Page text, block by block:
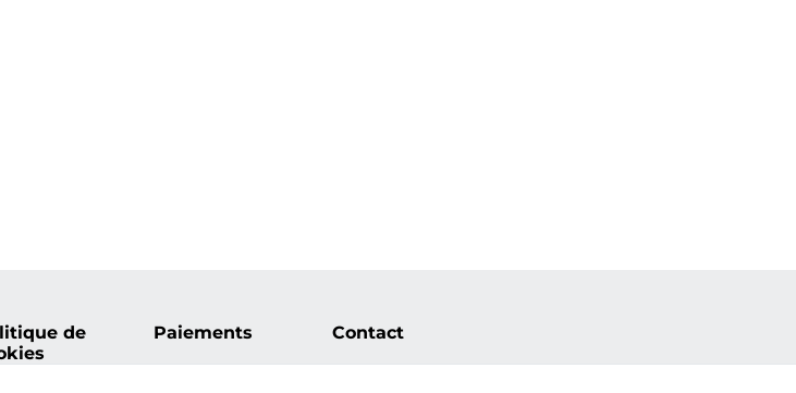
de
Paiements Contact